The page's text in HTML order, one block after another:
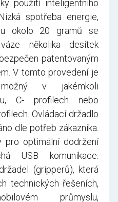
použití inteligentního
spotřeba energie,
okolo 20 gramů se
několika desítek
patentovaným
V tomto provedení je
v jakémkoli
C- profilech nebo
Ovládací držadlo
dle potřeb zákazníka.
pro optimální dodržení
USB komunikace.
(gripperů), která
technických řešeních,
průmyslu,